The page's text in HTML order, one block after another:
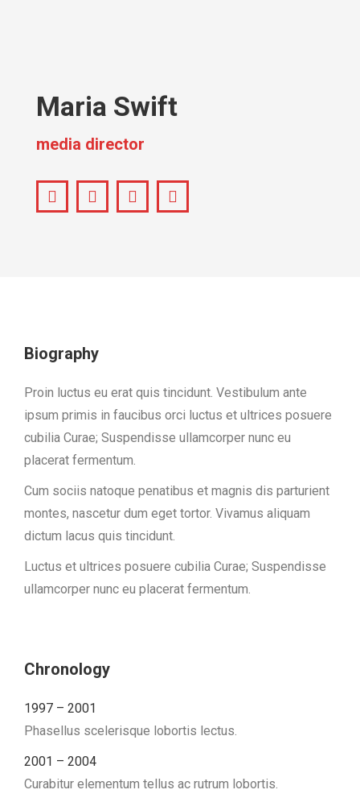
Maria Swift
media director
FacebookPinterestInstagramYouTube
Biography
Proin luctus eu erat quis tincidunt. Vestibulum ante
ipsum primis in faucibus orci luctus et ultrices posuere
cubilia Curae; Suspendisse ullamcorper nunc eu
placerat fermentum.
Cum sociis natoque penatibus et magnis dis parturient
montes, nascetur dum eget tortor. Vivamus aliquam
dictum lacus quis tincidunt.
Luctus et ultrices posuere cubilia Curae; Suspendisse
ullamcorper nunc eu placerat fermentum.
Chronology
1997 – 2001
Phasellus scelerisque lobortis lectus.
2001 – 2004
Curabitur elementum tellus ac rutrum lobortis.